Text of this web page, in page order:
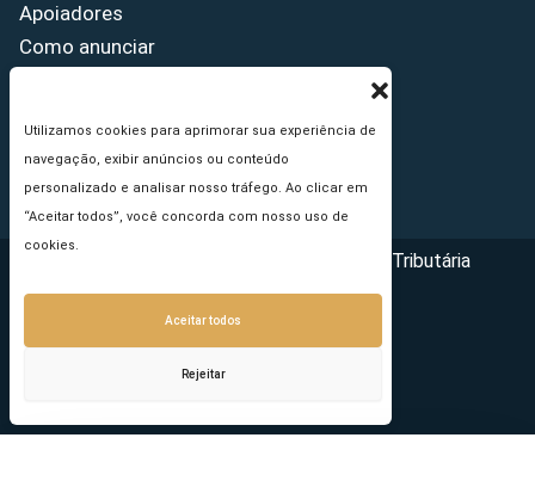
Utilizamos cookies para aprimorar sua experiência de
navegação, exibir anúncios ou conteúdo
personalizado e analisar nosso tráfego. Ao clicar em
“Aceitar todos”, você concorda com nosso uso de
cookies.
Aceitar todos
Rejeitar
Apoiadores
Como anunciar
Princípios Editoriais
Copyright © 2026 - Portal da Reforma Tributária